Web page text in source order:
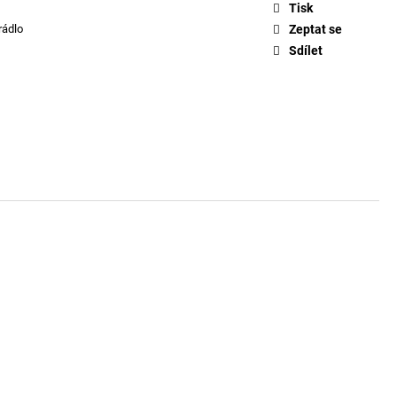
Tisk
Zeptat se
Sdílet
EVA - FONDANT